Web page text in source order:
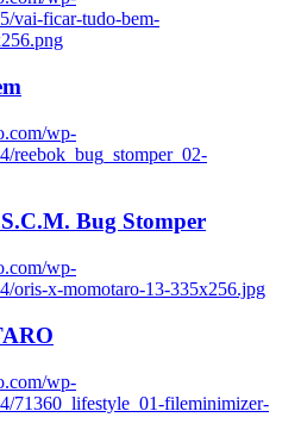
vai-ficar-tudo-bem-
wp-
reebok_bug_stomper_02-
Bug Stomper
wp-
oris-x-momotaro-13-335x256.jpg
wp-
71360_lifestyle_01-fileminimizer-